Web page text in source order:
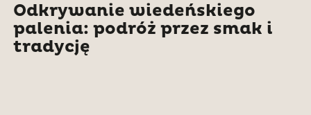
Odkrywanie wiedeńskiego
palenia: podróż przez smak i
tradycję